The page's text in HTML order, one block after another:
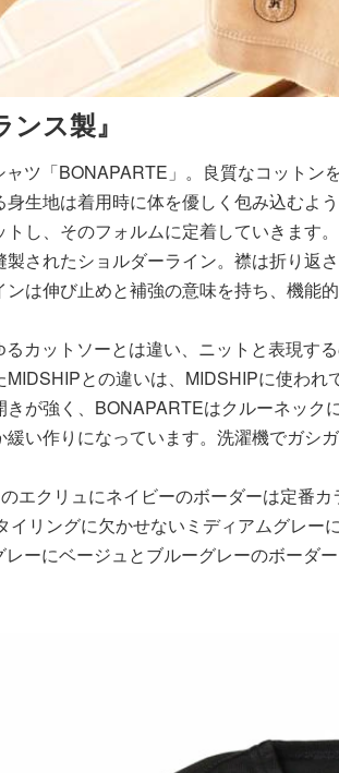
ンス製』
ャツ「BONAPARTE」。良質なコット
生地は着用時に体を優しく包み込むよ
し、そのフォルムに定着していきま
されたショルダーライン。襟は折り返
は伸び止めと補強の意味を持ち、機能
カットソーとは違い、ニットと表現する
との違いは、MIDSHIPに使わ
が強く、BONAPARTEはクルーネッ
い作りになっています。洗濯機でガシ
エクリュにネイビーのボーダーは定番カ
リングに欠かせないミディアムグレー
ーにベージュとブルーグレーのボーダ